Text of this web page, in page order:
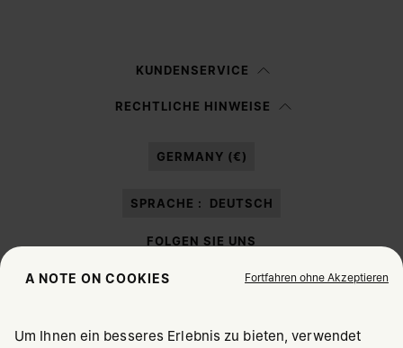
Datenschutzerklärunggelesen und willige in die Verarbeitung
KUNDENSERVICE
RECHTLICHE HINWEISE
GERMANY (€)
SPRACHE : DEUTSCH
FOLGEN SIE UNS
A NOTE ON COOKIES Fortfahren ohne Akzeptieren
Um Ihnen ein besseres Erlebnis zu bieten, verwendet